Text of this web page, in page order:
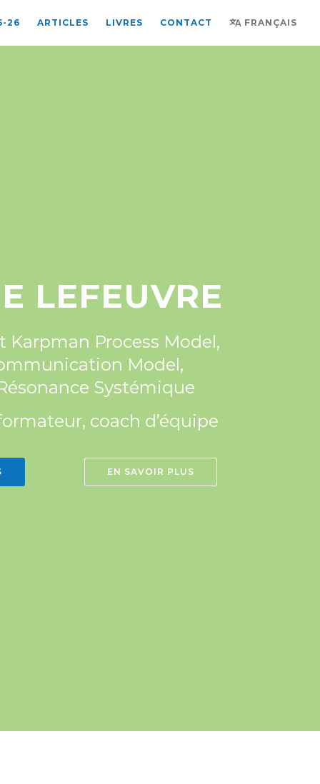
26 ARTICLES LIVRES CONTACT FRANÇAIS
LEFEUVRE
Karpman Process Model,
Model,
Systémique
coach d’équipe
EN SAVOIR PLUS